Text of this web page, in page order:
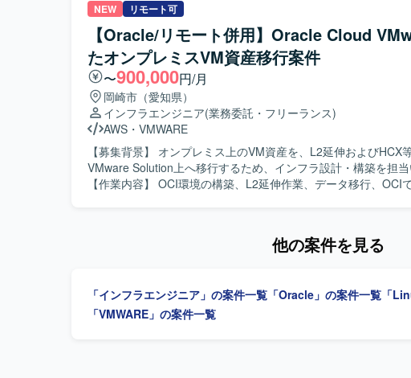
に行っていただける方を歓迎いたします。 【ポジションの魅力】 複数のWebシステムの保守業
務を通じて、設計からリリースまで一貫した経験を積むことが
具合調査を通じて、システム全体の構造理解や問題解決力を高めるこ
境】 JavaによるWebシステム、Oracleデータベース、Linux環
NEW リモート可
【Oracle/リモート併用】Oracle Cloud
たオンプレミスVM資産移行案件
〜900,000円/月
岡崎市（愛知県）
インフラエンジニア(業務委託・フリーランス)
AWS ・ VMWARE
【募集背景】 オンプレミス上のVM資産を、L2延伸およびHCX
VMware Solution上へ移行するため、インフラ設計・構築を担当
【作業内容】 OCI環境の構築、L2延伸作業、データ移行、OCI
行、運用設計まで一連の経験を積めます。 【開発環境】 Oracle Cloud Infrastructure（OCI）、他の案件を見る
「インフラエンジニア」の案件一覧 「Oracle」の案件一覧 「
「VMWARE」の案件一覧